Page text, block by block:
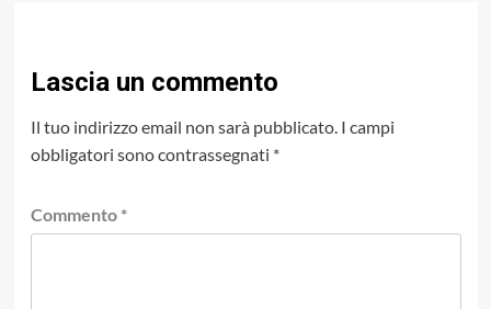
Lascia un commento
Il tuo indirizzo email non sarà pubblicato. I campi
obbligatori sono contrassegnati *
Commento *